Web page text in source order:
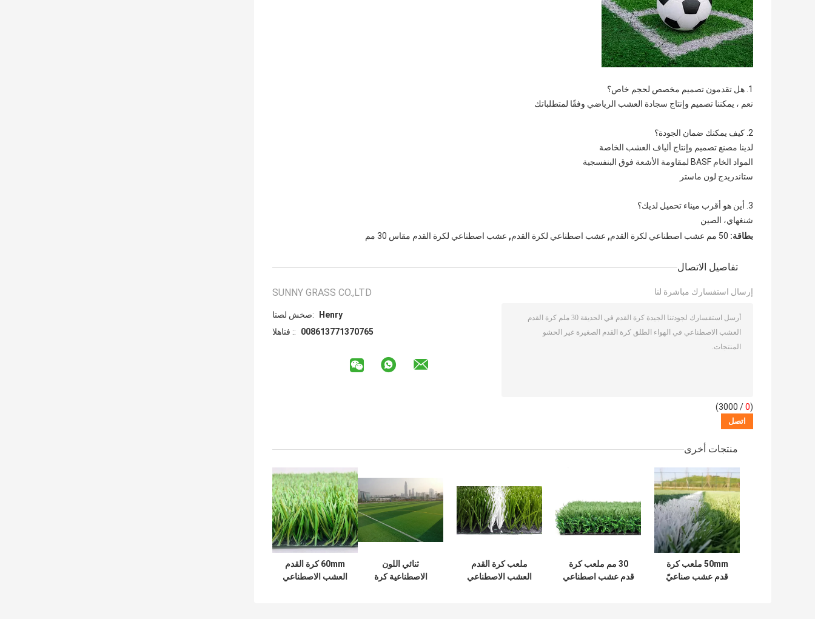
1. هل تقدمون تصميم مخصص لحجم خاص؟
نعم ، يمكننا تصميم وإنتاج سجادة العشب الرياضي وفقًا لمتطلباتك
2. كيف يمكنك ضمان الجودة؟
لدينا مصنع تصميم وإنتاج ألياف العشب الخاصة
المواد الخام BASF لمقاومة الأشعة فوق البنفسجية
ستاندريدج لون ماستر
3. أين هو أقرب ميناء تحميل لديك؟
شنغهاي، الصين
بطاقة: 50 مم عشب اصطناعي لكرة القدم , عشب اصطناعي لكرة القدم, عشب اصطناعي لكرة القدم مقاس 30 مم
تفاصيل الاتصال
SUNNY GRASS CO.,LTD
اتصل شخص:
Henry
الهاتف ::
008613771370765
إرسال استفسارك مباشرة لنا
(
0
/ 3000)
منتجات أخرى
50mm ملعب كرة
قدم عشب صناعيّ
30 مم ملعب كرة
قدم عشب اصطناعي
ملعب كرة القدم
العشب الاصطناعي
ثنائي اللون
الاصطناعية كرة
60mm كرة القدم
العشب الاصطناعي